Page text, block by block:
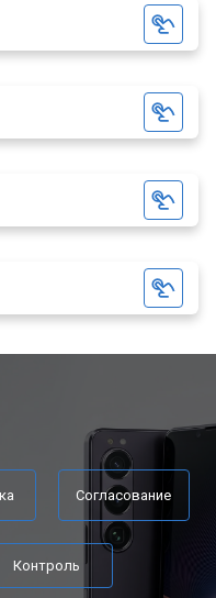
Согласование
Контроль